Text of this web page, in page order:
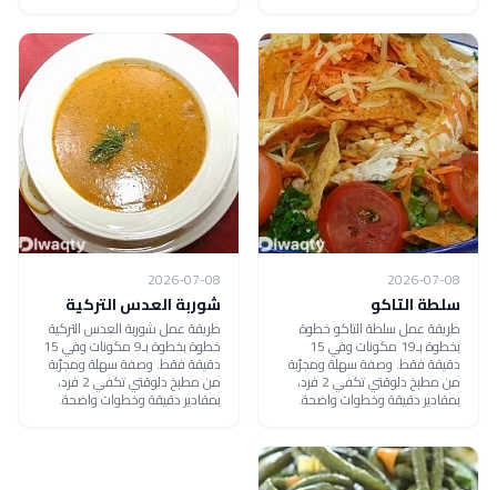
2026-07-08
سلطة التاكو
طريقة عمل سلطة التاكو خطوة
بخطوة بـ19 مكونات وفي 15
دقيقة فقط. وصفة سهلة ومجرّبة
من مطبخ دلوقتي تكفي 2 فرد،
بمقادير دقيقة وخطوات واضحة.
2026-07-08
شوربة العدس التركية
طريقة عمل شوربة العدس التركية
خطوة بخطوة بـ9 مكونات وفي 15
دقيقة فقط. وصفة سهلة ومجرّبة
من مطبخ دلوقتي تكفي 2 فرد،
بمقادير دقيقة وخطوات واضحة.